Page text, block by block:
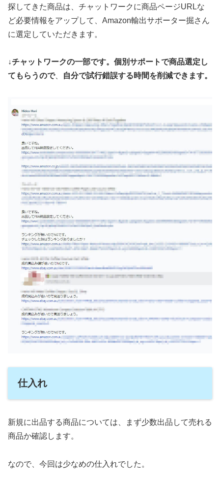
探してきた商品は、チャットワークに商品ページURLな
ど必要情報をアップして、Amazon輸出サポーター掘さん
に選定していただきます。
↓チャットワークの一部です。個別サポートで商品選定し
てもらうので、 自分で試行錯誤する時間を削減できます。
仕入れ
新規に出品する商品については、まず少数出品して売れる
商品か確認します。
なので、今回は少なめの仕入れでした。